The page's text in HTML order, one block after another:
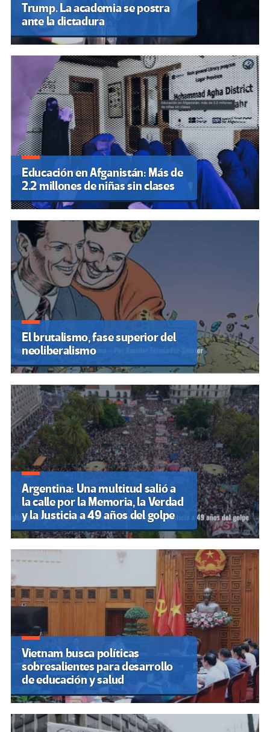
Trump. La academia se postra
ante la dictadura
Educación en Afganistán: Más de
2.2 millones de niñas sin clases
El brutalismo, fase superior del
neoliberalismo
Argentina: Una multitud salió a
la calle por la Memoria, la Verdad
y la Justicia a 49 años del golpe
Vietnam busca políticas
sobresalientes para desarrollo
de educación y salud